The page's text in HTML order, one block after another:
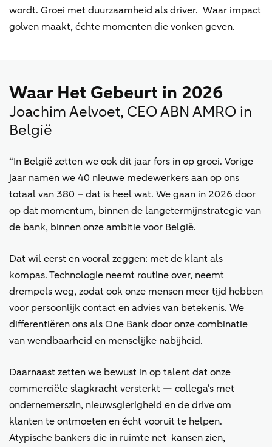
wordt. Groei met duurzaamheid als driver. Waar impact
golven maakt, échte momenten die vonken geven.
Waar Het Gebeurt in 2026
Joachim Aelvoet, CEO ABN AMRO in
België
“In België zetten we ook dit jaar fors in op groei. Vorige
jaar namen we 40 nieuwe medewerkers aan op ons
totaal van 380 – dat is heel wat. We gaan in 2026 door
op dat momentum, binnen de langetermijnstrategie van
de bank, binnen onze ambitie voor België.
Dat wil eerst en vooral zeggen: met de klant als
kompas. Technologie neemt routine over, neemt
drempels weg, zodat ook onze mensen meer tijd hebben
voor persoonlijk contact en advies van betekenis. We
differentiëren ons als One Bank door onze combinatie
van wendbaarheid en menselijke nabijheid.
Daarnaast zetten we bewust in op talent dat onze
commerciële slagkracht versterkt — collega’s met
ondernemerszin, nieuwsgierigheid en de drive om
klanten te ontmoeten en écht vooruit te helpen.
Atypische bankers die in ruimte net kansen zien,